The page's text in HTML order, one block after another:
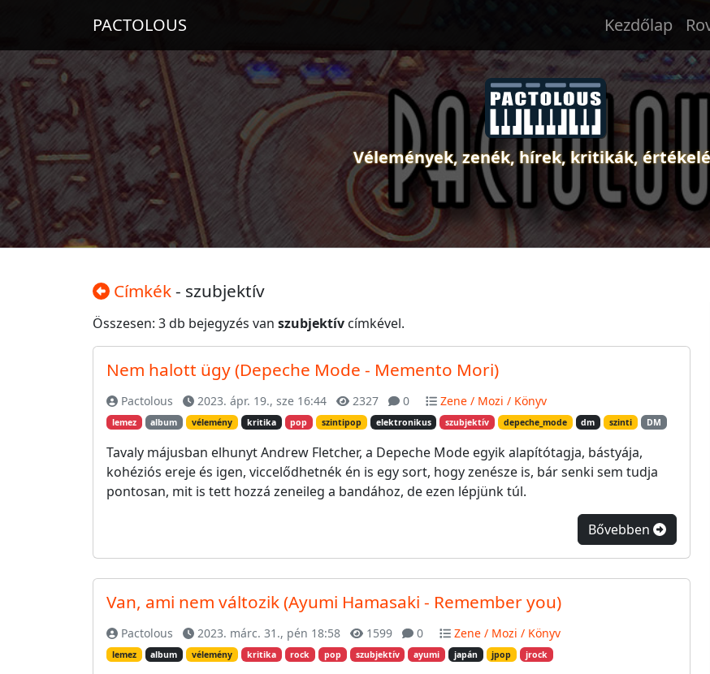
PACTOLOUS Kezdőlap
Vélemények, zenék, hírek, kritikák,
Címkék- szubjektív
Összesen: 3 db bejegyzés van szubjektív címkével.
Nem halott ügy (Depeche Mode - Memento Mori)
Pactolous 2023. ápr. 19., sze 16:44 2327 0 Zene / Mozi / Könyv
lemez album vélemény kritika pop szintipop elektronikus szubjektív depeche_mode dm szinti DM
Tavaly májusban elhunyt Andrew Fletcher, a Depeche Mode egyik alapítótagja, bástyája,
kohéziós ereje és igen, viccelődhetnék én is egy sort, hogy zenésze is, bár senki sem tudja
pontosan, mit is tett hozzá zeneileg a bandához, de ezen lépjünk túl.
Bővebben
Van, ami nem változik (Ayumi Hamasaki - Remember you)
Pactolous 2023. márc. 31., pén 18:58 1599 0 Zene / Mozi / Könyv
lemez album vélemény kritika rock pop szubjektív ayumi japán jpop jrock